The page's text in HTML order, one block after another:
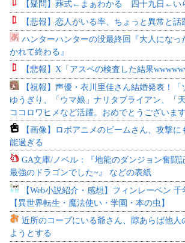
【疑問】葬式←まぁわかる 四十九日←い
【悲報】恋人がいる率、ちょっと異常と話
ハンターハンターの没最終回『大人になっ
かれて終わる』
【悲報】X「アスペの検査した結果
【祝報】声優・衣川里佳さん結婚発表！「
ゆうぎり、「ウマ娘」ナリタブライアン、「
ココロワヒメなど活躍。おめでとうございます
【画像】ロボアニメのビームさん、攻撃
能過ぎる
GA文庫/ノベル：『地龍のダンジョン奮闘
最強のドラゴンでした~』 などの表紙
【Web小説紹介・感想】フィンレーベン
【異世界転生・魔法使い・学園・本の虫】
近所のコープにいる爺さん、隙あらば他人
ようとする